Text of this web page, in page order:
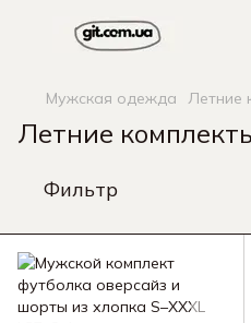
Мужская одежда Летние
Летние
Фильтр